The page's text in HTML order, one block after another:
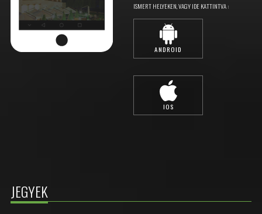
JEGYEK
ISMERT HELYEKEN, VAGY IDE KATTINTVA :
ANDROID
IOS